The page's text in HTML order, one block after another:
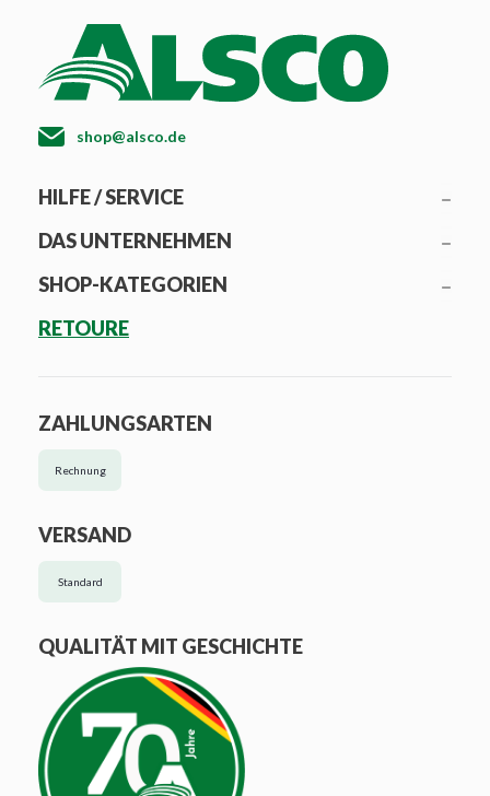
shop@alsco.de
HILFE / SERVICE
DAS UNTERNEHMEN
SHOP-KATEGORIEN
RETOURE
ZAHLUNGSARTEN
Rechnung
VERSAND
Standard
QUALITÄT MIT GESCHICHTE